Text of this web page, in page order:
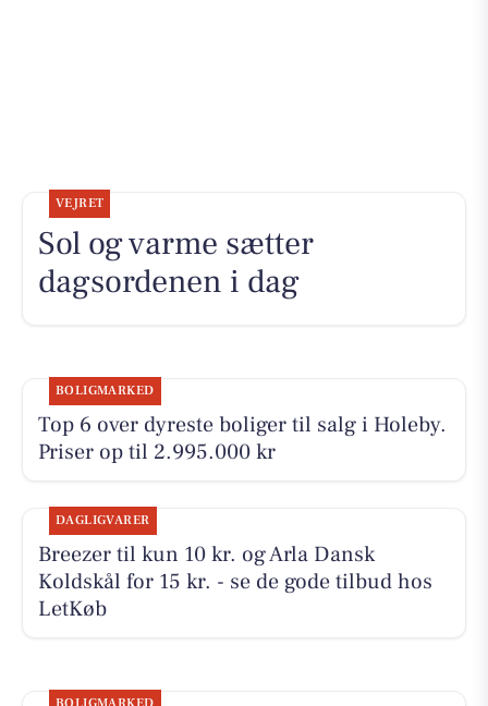
VEJRET
Sol og varme sætter
dagsordenen i dag
BOLIGMARKED
Top 6 over dyreste boliger til salg i Holeby.
Priser op til 2.995.000 kr
DAGLIGVARER
Breezer til kun 10 kr. og Arla Dansk
Koldskål for 15 kr. - se de gode tilbud hos
LetKøb